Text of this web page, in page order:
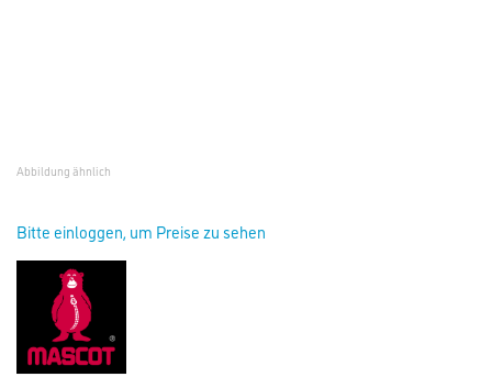
Abbildung ähnlich
Bitte einloggen, um Preise zu sehen